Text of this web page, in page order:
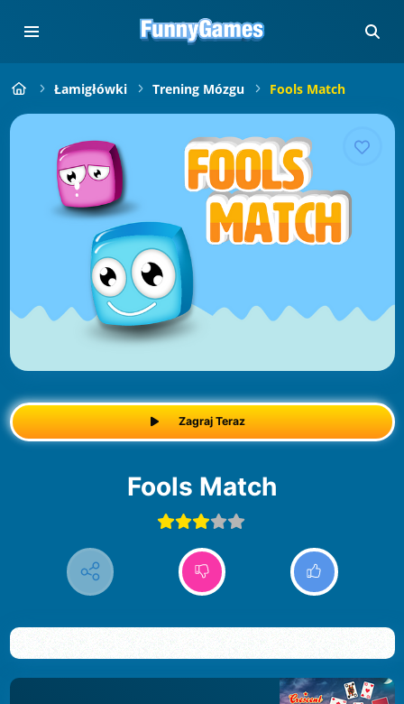
Łamigłówki Trening Mózgu Fools Match
Zagraj Teraz
Fools Match